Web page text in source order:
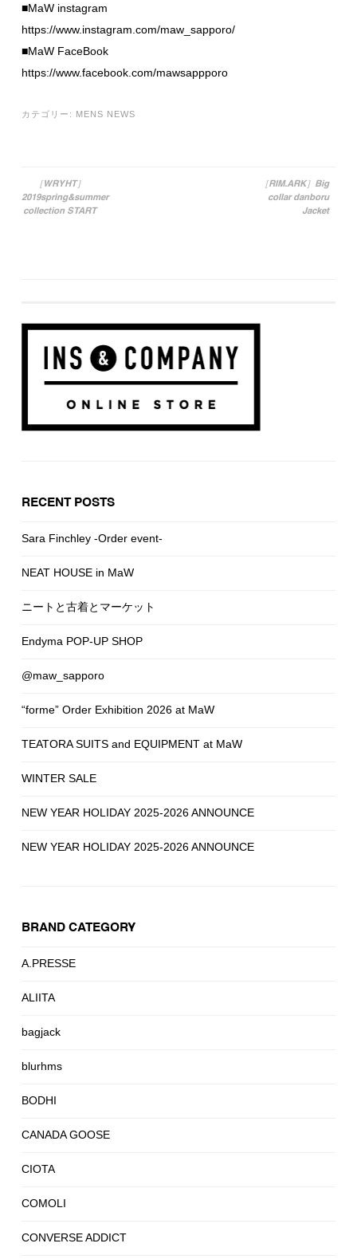
■MaW instagram
https://www.instagram.com/maw_sapporo/
■MaW FaceBook
https://www.facebook.com/mawsappporo
カテゴリー: MENS NEWS
投稿ナビゲーション
［WRYHT］
2019spring&summer
collection START
［RIM.ARK］Big
collar danboru
Jacket
RECENT POSTS
Sara Finchley -Order event-
NEAT HOUSE in MaW
ニートと古着とマーケット
Endyma POP-UP SHOP
@maw_sapporo
“forme” Order Exhibition 2026 at MaW
TEATORA SUITS and EQUIPMENT at MaW
WINTER SALE
NEW YEAR HOLIDAY 2025-2026 ANNOUNCE
NEW YEAR HOLIDAY 2025-2026 ANNOUNCE
BRAND CATEGORY
A.PRESSE
ALIITA
bagjack
blurhms
BODHI
CANADA GOOSE
CIOTA
COMOLI
CONVERSE ADDICT